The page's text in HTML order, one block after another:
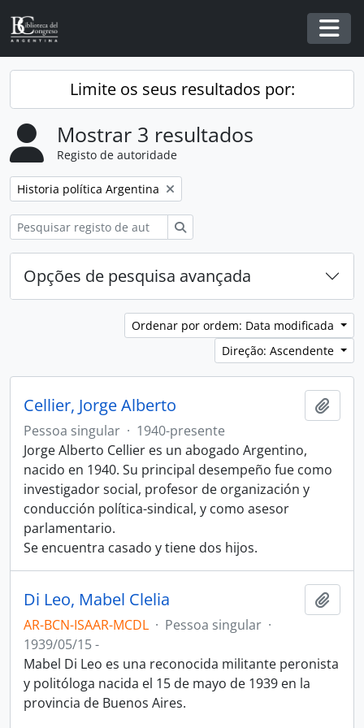
Skip to main content
Limite os seus resultados por:
Mostrar 3 resultados
Registo de autoridade
Remover filtro:
Historia política Argentina
Opções de pesquisa avançada
Ordenar por ordem: Data modificada
Direção: Ascendente
Cellier, Jorge Alberto
Pessoa singular · 1940-presente
Jorge Alberto Cellier es un abogado Argentino,
nacido en 1940. Su principal desempeño fue como
investigador social, profesor de organización y
conducción política-sindical, y como asesor
parlamentario.
Se encuentra casado y tiene dos hijos.
Di Leo, Mabel Clelia
AR-BCN-ISAAR-MCDL · Pessoa singular ·
1939/05/15 -
Mabel Di Leo es una reconocida militante peronista
y politóloga nacida el 15 de mayo de 1939 en la
provincia de Buenos Aires.